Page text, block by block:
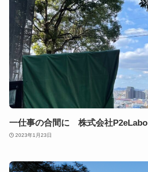
一仕事の合間に 株式会社P2eLabo
2023年1月23日